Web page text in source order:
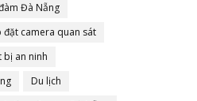
Đà Nẵng
đặt camera quan sát
bị an ninh
Du lịch